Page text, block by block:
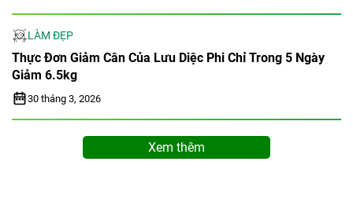
LÀM ĐẸP
Thực Đơn Giảm Cân Của Lưu Diệc Phi Chỉ Trong 5 Ngày
Giảm 6.5kg
30 tháng 3, 2026
Xem thêm